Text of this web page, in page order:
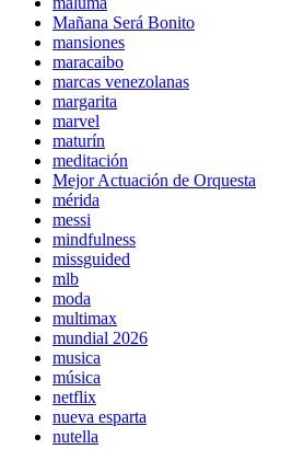
Mañana Será Bonito
mansiones
maracaibo
marcas venezolanas
margarita
marvel
maturín
meditación
Mejor Actuación de Orquesta
mérida
messi
mindfulness
missguided
mlb
moda
multimax
mundial 2026
musica
música
netflix
nueva esparta
nutella